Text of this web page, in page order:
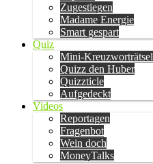
Zugestiegen
Madame Energie
Smart gespart
Quiz
Mini-Kreuzworträtsel
Quizz den Huber
Quizzticle
Aufgedeckt
Videos
Reportagen
Fragenbot
Wein doch
MoneyTalks